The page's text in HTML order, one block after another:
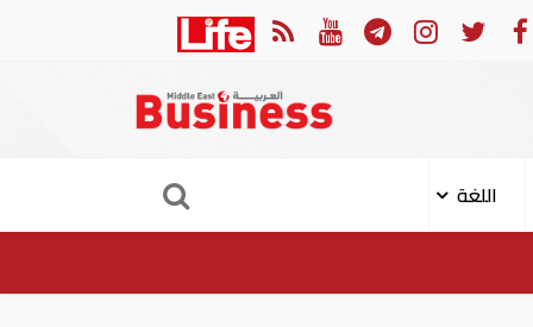
الكامل لشروط طهران عاجل| "أدنوك" تعلن تعرض
اللغة